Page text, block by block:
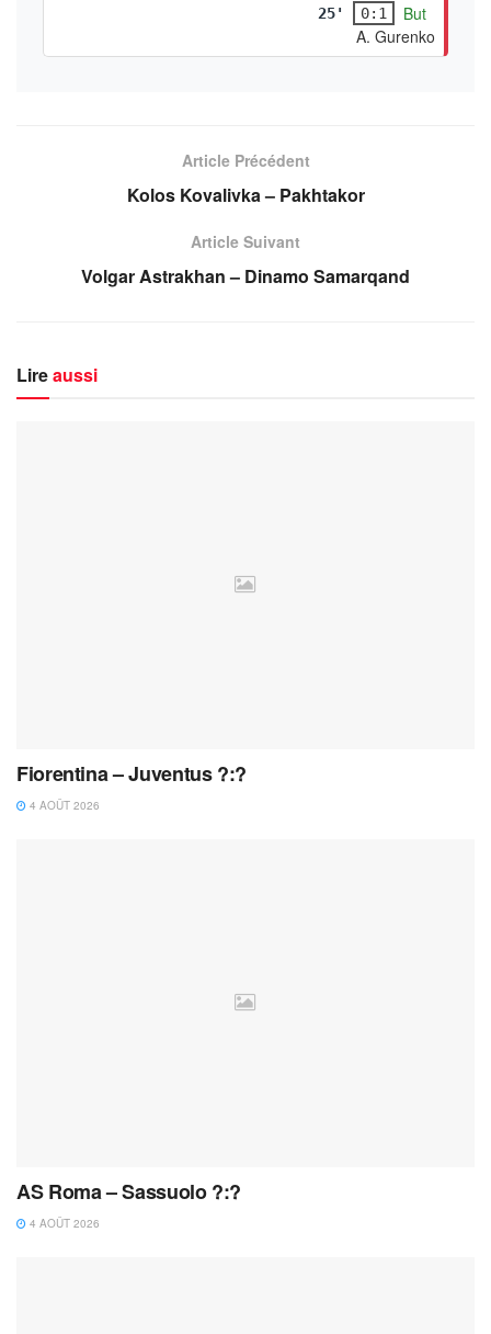
25' 0:1
But
A. Gurenko
Article Précédent
Kolos Kovalivka – Pakhtakor
Article Suivant
Volgar Astrakhan – Dinamo Samarqand
Lireaussi
Fiorentina – Juventus ?:?
4 AOÛT 2026
AS Roma – Sassuolo ?:?
4 AOÛT 2026